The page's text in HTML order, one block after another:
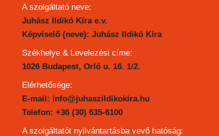
A szolgáltató neve:
Juhász Ildikó Kíra e.v.
Képviselő (neve): Juhász Ildikó Kíra
Székhelye & Levelezési címe:
1026 Budapest, Orló u. 16. 1/2.
Elérhetősége:
E-mail: info@juhaszildikokira.hu
Telefon: +36 (30) 635-6100
A szolgáltatót nyilvántartásba vevő hatóság: